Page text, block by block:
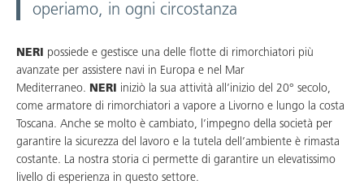
operiamo, in ogni circostanza
NERI possiede e gestisce una delle flotte di rimorchiatori più
avanzate per assistere navi in Europa e nel Mar
Mediterraneo. NERI iniziò la sua attività all’inizio del 20° secolo,
come armatore di rimorchiatori a vapore a Livorno e lungo la costa
Toscana. Anche se molto è cambiato, l’impegno della società per
garantire la sicurezza del lavoro e la tutela dell’ambiente è rimasta
costante. La nostra storia ci permette di garantire un elevatissimo
livello di esperienza in questo settore.